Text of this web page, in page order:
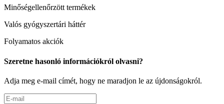
Minőségellenőrzött termékek
Valós gyógyszertári háttér
Folyamatos akciók
Szeretne hasonló információkról olvasni?
Adja meg e-mail címét, hogy ne maradjon le az újdonságokról.